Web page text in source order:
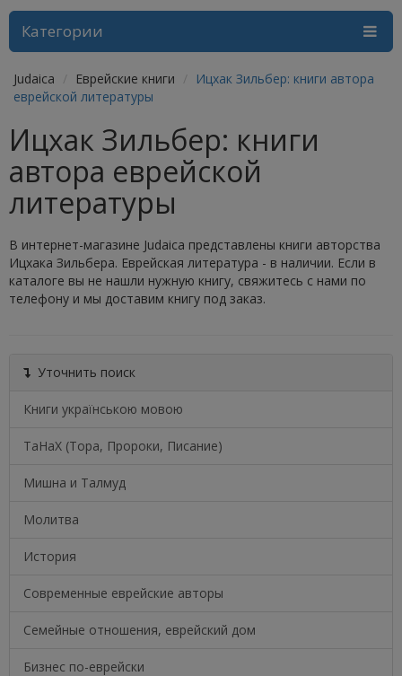
Категории
Judaica Еврейские книги
Ицхак Зильбер: книги автора
еврейской литературы
Ицхак Зильбер: книги
автора еврейской
литературы
В интернет-магазине Judaica представлены книги авторства
Ицхака Зильбера. Еврейская литература - в наличии. Если в
каталоге вы не нашли нужную книгу, свяжитесь с нами по
телефону и мы доставим книгу под заказ.
Уточнить поиск
Книги українською мовою
ТаНаХ (Тора, Пророки, Писание)
Мишна и Талмуд
Молитва
История
Современные еврейские авторы
Семейные отношения, еврейский дом
Бизнес по-еврейски